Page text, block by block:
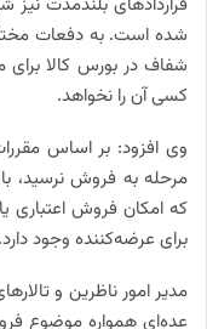
شده است. به دفعات
شفاف در بورس کالا
کسی آن را نخواهد.
وی افزود: بر اساس
مرحله به فروش نرسید،
که امکان فروش اعتباری
برای عرضه‌کننده وجود دارد.
مدیر امور ناظرین و
عده‌ای همواره موضوع